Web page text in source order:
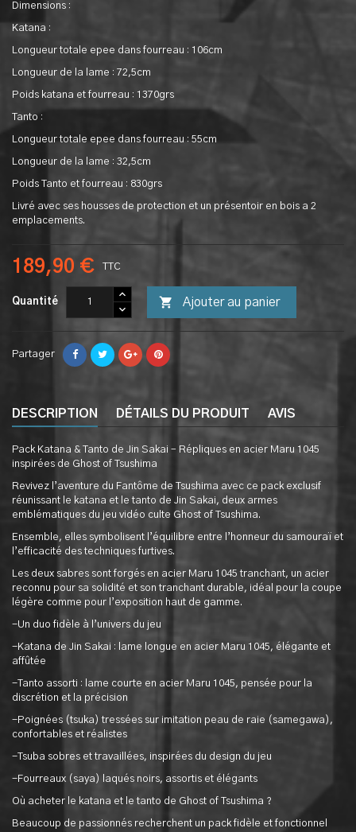
Dimensions :
Katana :
Longueur totale epee dans fourreau : 106cm
Longueur de la lame : 72,5cm
Poids katana et fourreau : 1370grs
Tanto :
Longueur totale epee dans fourreau : 55cm
Longueur de la lame : 32,5cm
Poids Tanto et fourreau : 830grs
Livré avec ses housses de protection et un présentoir en bois a 2
emplacements.
189,90 € TTC
Quantité  Ajouter au panier
Partager
DESCRIPTION DÉTAILS DU PRODUIT AVIS
Pack Katana & Tanto de Jin Sakai – Répliques en acier Maru 1045
inspirées de Ghost of Tsushima
Revivez l’aventure du Fantôme de Tsushima avec ce pack exclusif
réunissant le katana et le tanto de Jin Sakai, deux armes
emblématiques du jeu vidéo culte Ghost of Tsushima.
Ensemble, elles symbolisent l’équilibre entre l’honneur du samouraï et
l’efficacité des techniques furtives.
Les deux sabres sont forgés en acier Maru 1045 tranchant, un acier
reconnu pour sa solidité et son tranchant durable, idéal pour la coupe
légère comme pour l’exposition haut de gamme.
-Un duo fidèle à l’univers du jeu
-Katana de Jin Sakai : lame longue en acier Maru 1045, élégante et
affûtée
-Tanto assorti : lame courte en acier Maru 1045, pensée pour la
discrétion et la précision
-Poignées (tsuka) tressées sur imitation peau de raie (samegawa),
confortables et réalistes
-Tsuba sobres et travaillées, inspirées du design du jeu
-Fourreaux (saya) laqués noirs, assortis et élégants
Où acheter le katana et le tanto de Ghost of Tsushima ?
Beaucoup de passionnés recherchent un pack fidèle et fonctionnel